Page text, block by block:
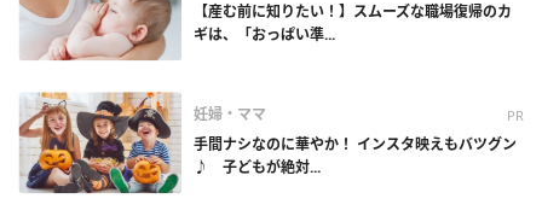
【産む前に知りたい！】スムーズな職場復帰のカ
ギは、「おっぱい準...
妊婦・ママ PR
手間ナシなのに華やか！ インスタ映えもバツグン
♪ 子どもが絶対...